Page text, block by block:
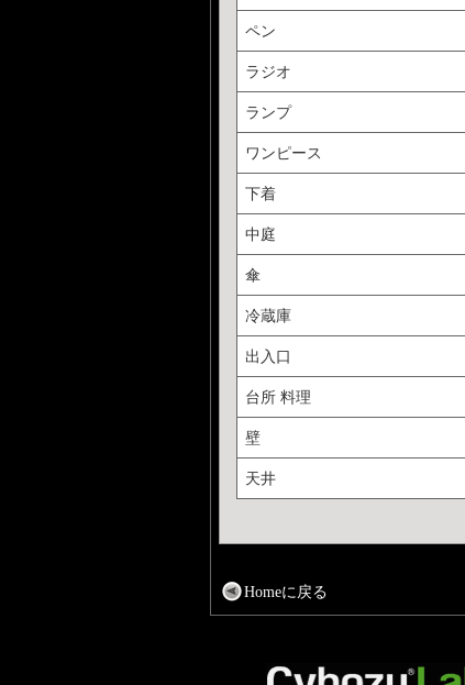
ペン
ラジオ
ランプ
ワンピース
下着
中庭
傘
冷蔵庫
出入口
台所 料理
壁
天井
Homeに戻る